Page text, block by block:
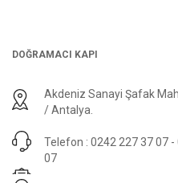
DOĞRAMACI KAPI
Akdeniz Sanayi Şafak
/ Antalya.
Telefon : 0242 227 37 07
07